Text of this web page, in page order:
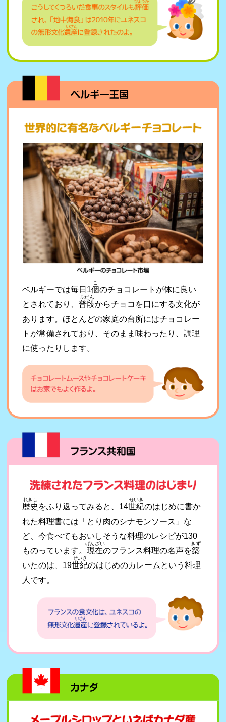
ベルギーでは毎日1個
こ
のチョコレートが体に良い
とされており、普段
ふだん
からチョコを口にする文化が
あります。ほとんどの家庭の台所にはチョコレー
トが常備されており、そのまま味わったり、調理
に使ったりします。
歴史
れきし
をふり返ってみると、14世紀
せいき
のはじめに書か
れた料理書には「とり肉のシナモンソース」な
ど、今食べてもおいしそうな料理のレシピが130
ものっています。現在
げんざい
のフランス料理の名声を築
きず
いたのは、19世紀
せいき
のはじめのカレームという料理
人です。